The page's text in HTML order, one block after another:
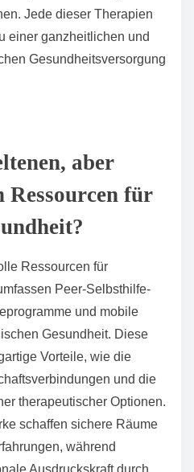
und virtuelle
Diese Ansätze zielen
PTSD und
Mechanismen ab.
Neurofeedback trainiert
zu regulieren,
die emotionale
virtuelle
taucht Patienten in
ein, sodass sie Ängste
Jede dieser Therapien
einer ganzheitlichen und
Gesundheitsversorgung